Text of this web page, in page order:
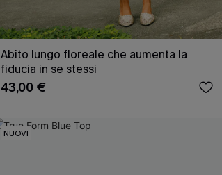
Abito lungo floreale che aumenta la
fiducia in se stessi
43,00 €
NUOVI